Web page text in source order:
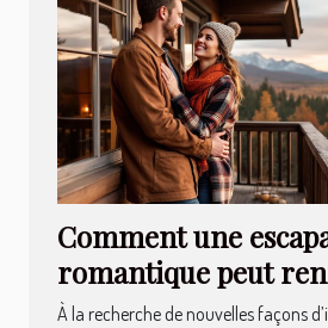
Comment une
romantique peut
votre relation ?
À la recherche de nouvelles façons